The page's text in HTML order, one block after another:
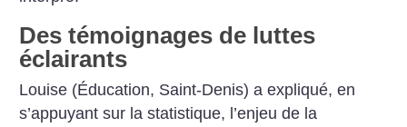
Des témoignages de luttes
éclairants
Louise (Éducation, Saint-Denis) a expliqué, en
s’appuyant sur la statistique, l’enjeu de la